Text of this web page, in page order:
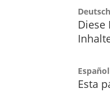
Deutsch
Diese
Español
Esta